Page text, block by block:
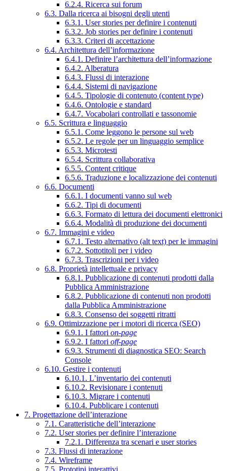
6.2.4. Ricerca sui forum
6.3. Dalla ricerca ai bisogni degli utenti
6.3.1. User stories per definire i contenuti
6.3.2. Job stories per definire i contenuti
6.3.3. Criteri di accettazione
6.4. Architettura dell’informazione
6.4.1. Definire l’architettura dell’informazione
6.4.2. Alberatura
6.4.3. Flussi di interazione
6.4.4. Sistemi di navigazione
6.4.5. Tipologie di contenuto (content type)
6.4.6. Ontologie e standard
6.4.7. Vocabolari controllati e tassonomie
6.5. Scrittura e linguaggio
6.5.1. Come leggono le persone sul web
6.5.2. Le regole per un linguaggio semplice
6.5.3. Microtesti
6.5.4. Scrittura collaborativa
6.5.5. Content critique
6.5.6. Traduzione e localizzazione dei contenuti
6.6. Documenti
6.6.1. I documenti vanno sul web
6.6.2. Tipi di documenti
6.6.3. Formato di lettura dei documenti elettronici
6.6.4. Modalità di produzione dei documenti
6.7. Immagini e video
6.7.1. Testo alternativo (alt text) per le immagini
6.7.2. Sottotitoli per i video
6.7.3. Trascrizioni per i video
6.8. Proprietà intellettuale e privacy
6.8.1. Pubblicazione di contenuti prodotti dalla
Pubblica Amministrazione
6.8.2. Pubblicazione di contenuti non prodotti
dalla Pubblica Amministrazione
6.8.3. Consenso dei soggetti ritratti
6.9. Ottimizzazione per i motori di ricerca (SEO)
6.9.1. I fattori on-page
6.9.2. I fattori off-page
6.9.3. Strumenti di diagnostica SEO: Search
Console
6.10. Gestire i contenuti
6.10.1. L’inventario dei contenuti
6.10.2. Revisionare i contenuti
6.10.3. Migrare i contenuti
6.10.4. Pubblicare i contenuti
7. Progettazione dell’interazione
7.1. Caratteristiche dell’interazione
7.2. User stories per definire l’interazione
7.2.1. Differenza tra scenari e user stories
7.3. Flussi di interazione
7.4. Wireframe
7.5. Prototipi interattivi